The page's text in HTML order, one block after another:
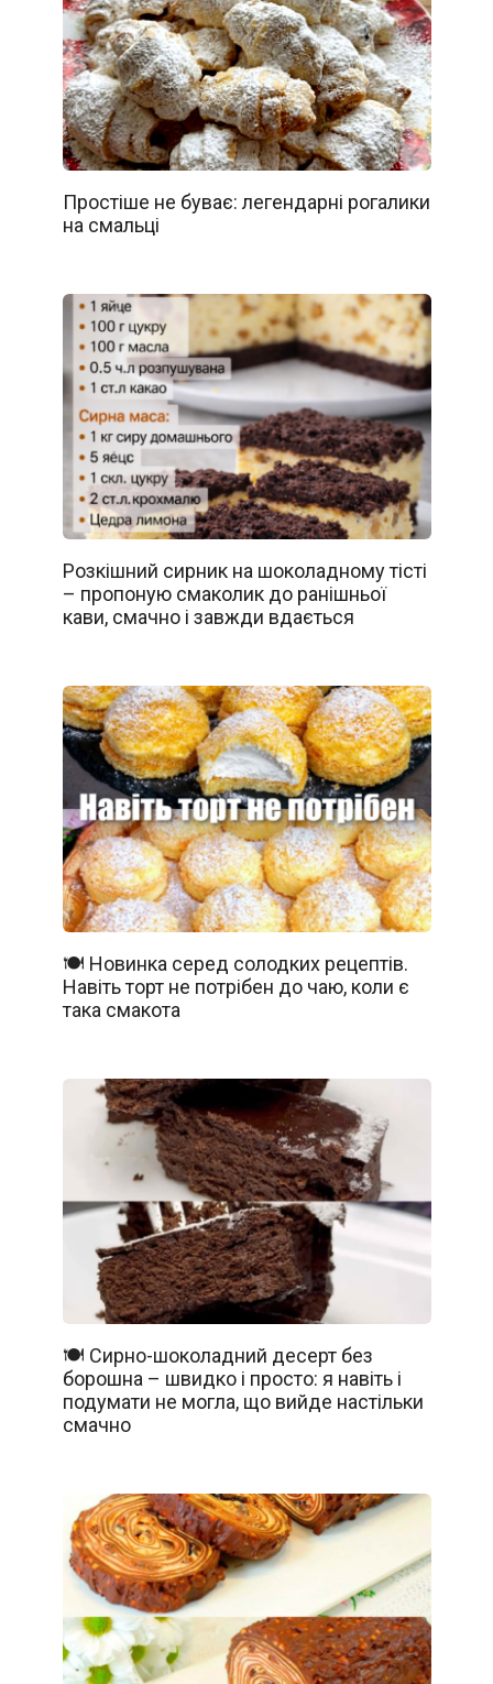
Простіше не буває: легендарні рогалики
на смальці
Розкішний сирник на шоколадному тісті
– пропоную смаколик до ранішньої
кави, смачно і завжди вдається
🍽️ Новинка серед солодких рецептів.
Навіть торт не потрібен до чаю, коли є
така смакота
🍽️ Сирно-шоколадний десерт без
борошна – швидко і просто: я навіть і
подумати не могла, що вийде настільки
смачно